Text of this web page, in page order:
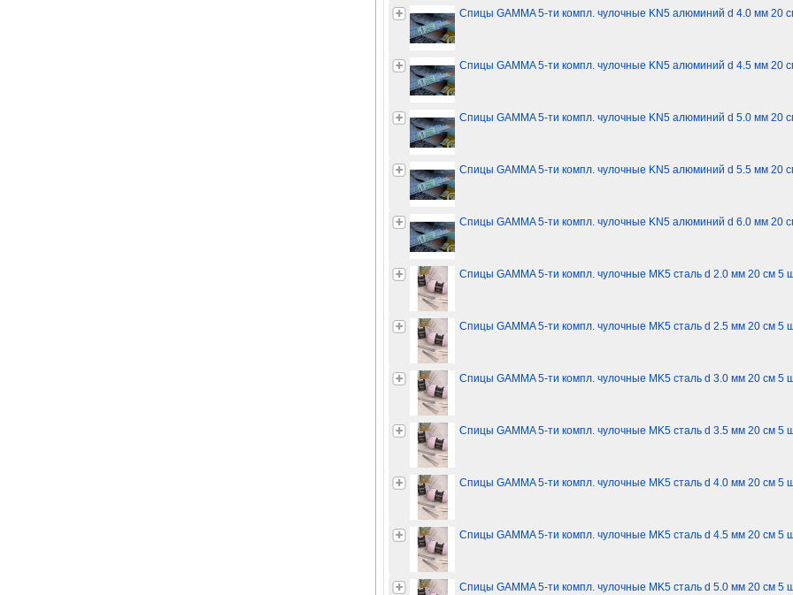
Спицы GAMMA 5-ти компл. чулочные KN5 алюминий d 4.0 мм 20
Спицы GAMMA 5-ти компл. чулочные KN5 алюминий d 4.5 мм 20
Спицы GAMMA 5-ти компл. чулочные KN5 алюминий d 5.0 мм 20
Спицы GAMMA 5-ти компл. чулочные KN5 алюминий d 5.5 мм 20
Спицы GAMMA 5-ти компл. чулочные KN5 алюминий d 6.0 мм 20
Спицы GAMMA 5-ти компл. чулочные MK5 сталь d 2.0 мм 20 см 5
Спицы GAMMA 5-ти компл. чулочные MK5 сталь d 2.5 мм 20 см 5
Спицы GAMMA 5-ти компл. чулочные MK5 сталь d 3.0 мм 20 см 5
Спицы GAMMA 5-ти компл. чулочные MK5 сталь d 3.5 мм 20 см 5
Спицы GAMMA 5-ти компл. чулочные MK5 сталь d 4.0 мм 20 см 5
Спицы GAMMA 5-ти компл. чулочные MK5 сталь d 4.5 мм 20 см 5
Спицы GAMMA 5-ти компл. чулочные MK5 сталь d 5.0 мм 20 см 5